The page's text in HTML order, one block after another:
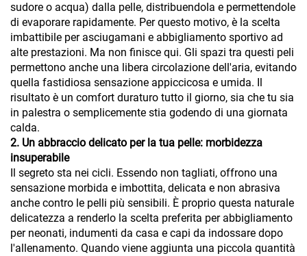
sudore o acqua) dalla pelle, distribuendola e permettendole
di evaporare rapidamente. Per questo motivo, è la scelta
imbattibile per asciugamani e abbigliamento sportivo ad
alte prestazioni. Ma non finisce qui. Gli spazi tra questi peli
permettono anche una libera circolazione dell'aria, evitando
quella fastidiosa sensazione appiccicosa e umida. Il
risultato è un comfort duraturo tutto il giorno, sia che tu sia
in palestra o semplicemente stia godendo di una giornata
calda.
2. Un abbraccio delicato per la tua pelle: morbidezza
insuperabile
Il segreto sta nei cicli. Essendo non tagliati, offrono una
sensazione morbida e imbottita, delicata e non abrasiva
anche contro le pelli più sensibili. È proprio questa naturale
delicatezza a renderlo la scelta preferita per abbigliamento
per neonati, indumenti da casa e capi da indossare dopo
l'allenamento. Quando viene aggiunta una piccola quantità